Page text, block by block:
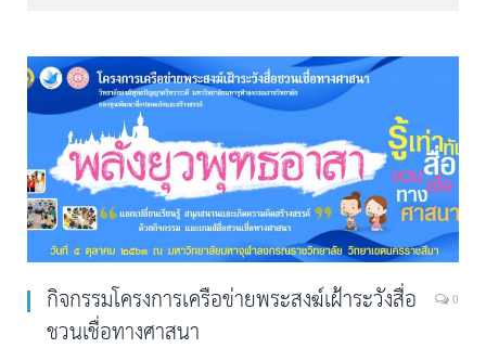
กิจกรรมโครงการเครือข่ายพระสงฆ์เฝ้าระวังสื่อ
ชวนเชื่อทางศาสนา
0